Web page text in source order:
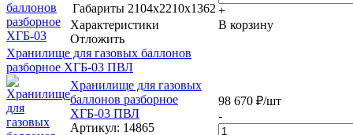
Габариты 2104x2210x1362
Характеристики
Отложить
+
В корзину
Хранилище для газовых баллонов
разборное ХГБ-03 ПВЛ
Хранилище для газовых
баллонов разборное
ХГБ-03 ПВЛ
Артикул: 14865
98 670 ₽/шт
-